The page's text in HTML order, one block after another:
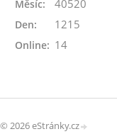
Online: 14
Měsíc: 40520
Den: 1215
© 2026 eStránky.cz